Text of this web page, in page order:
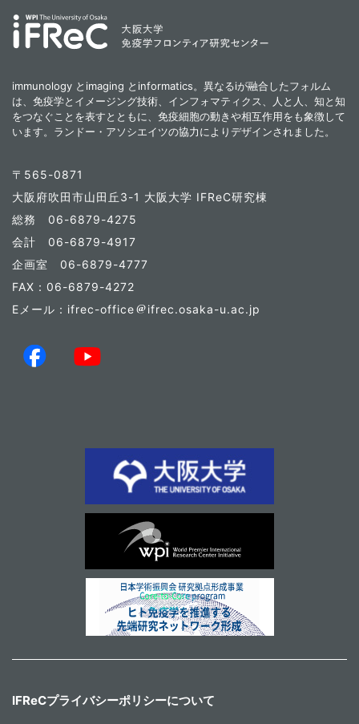
immunology とimaging とinformatics。異なるiが融合したフォルム
は、免疫学とイメージング技術、インフォマティクス、人と人、知と知
をつなぐことを表すとともに、免疫細胞の動きや相互作用をも象徴して
います。ランドー・アソシエイツの協力によりデザインされました。
〒565-0871
大阪府吹田市山田丘3-1 大阪大学 IFReC研究棟
総務 06-6879-4275
会計 06-6879-4917
企画室 06-6879-4777
FAX：06-6879-4272
Eメール：ifrec-office
ifrec.osaka-u.ac.jp
IFReCプライバシーポリシーについて